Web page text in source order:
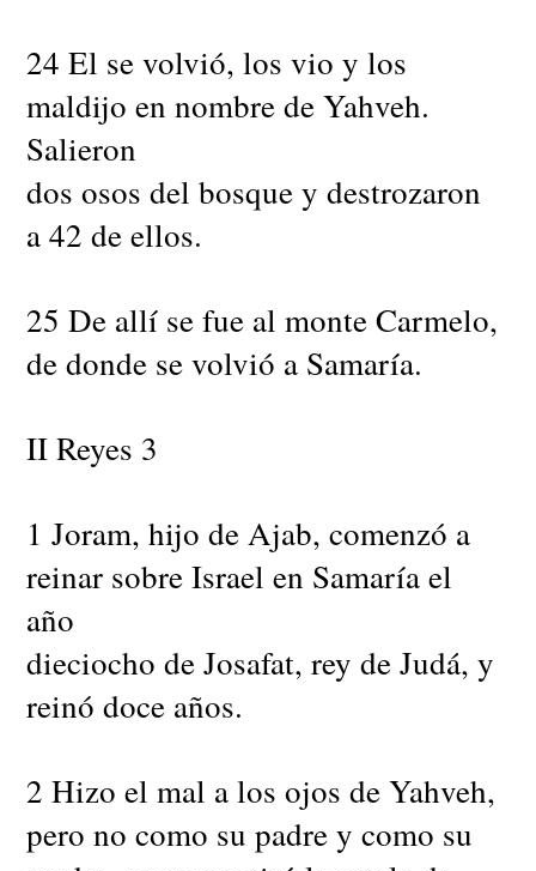
24 El se volvió, los vio y los
maldijo en nombre de Yahveh.
Salieron
dos osos del bosque y destrozaron
a 42 de ellos.
25 De allí se fue al monte Carmelo,
de donde se volvió a Samaría.
II Reyes 3
1 Joram, hijo de Ajab, comenzó a
reinar sobre Israel en Samaría el
año
dieciocho de Josafat, rey de Judá, y
reinó doce años.
2 Hizo el mal a los ojos de Yahveh,
pero no como su padre y como su